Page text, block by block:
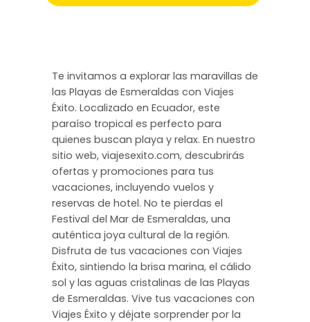
Te invitamos a explorar las maravillas de
las Playas de Esmeraldas con Viajes
Éxito. Localizado en Ecuador, este
paraíso tropical es perfecto para
quienes buscan playa y relax. En nuestro
sitio web, viajesexito.com, descubrirás
ofertas y promociones para tus
vacaciones, incluyendo vuelos y
reservas de hotel. No te pierdas el
Festival del Mar de Esmeraldas, una
auténtica joya cultural de la región.
Disfruta de tus vacaciones con Viajes
Éxito, sintiendo la brisa marina, el cálido
sol y las aguas cristalinas de las Playas
de Esmeraldas. Vive tus vacaciones con
Viajes Éxito y déjate sorprender por la